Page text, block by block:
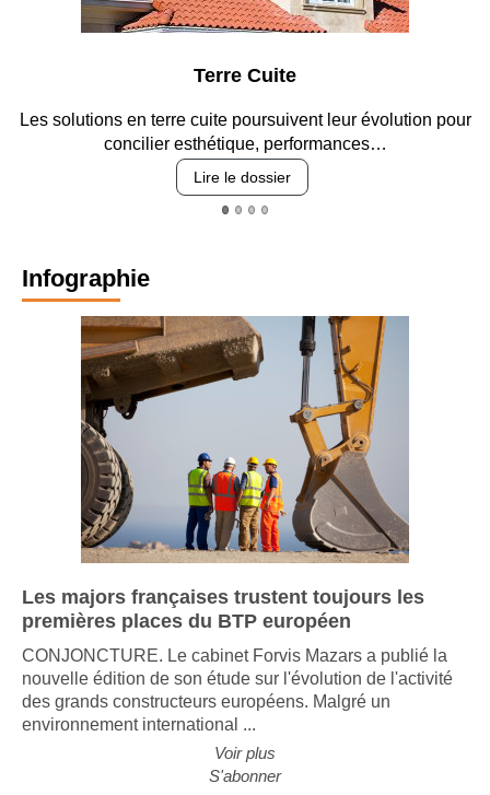
Entre circulation, sécurisation des accès, durabilité des
revêtements et intégration…
Lire le dossier
Infographie
Les majors françaises trustent toujours les
premières places du BTP européen
CONJONCTURE. Le cabinet Forvis Mazars a publié la
nouvelle édition de son étude sur l'évolution de l'activité
des grands constructeurs européens. Malgré un
environnement international ...
Voir plus
S'abonner